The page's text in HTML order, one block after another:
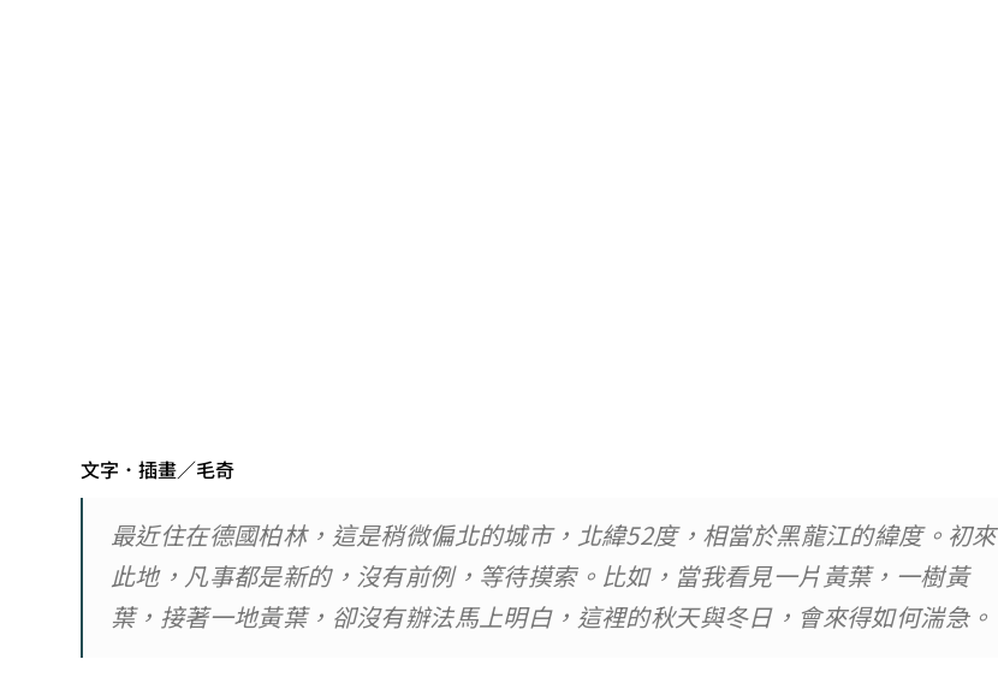
文字．插畫／毛奇
最近住在德國柏林，這是稍微偏北的城市，北緯52度，相當於黑龍江的緯度。初來
此地，凡事都是新的，沒有前例，等待摸索。比如，當我看見一片黃葉，一樹黃
葉，接著一地黃葉，卻沒有辦法馬上明白，這裡的秋天與冬日，會來得如何湍急。